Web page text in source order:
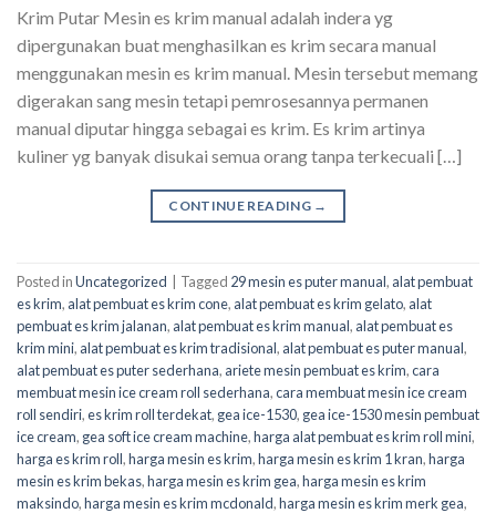
Krim Putar Mesin es krim manual adalah indera yg
dipergunakan buat menghasilkan es krim secara manual
menggunakan mesin es krim manual. Mesin tersebut memang
digerakan sang mesin tetapi pemrosesannya permanen
manual diputar hingga sebagai es krim. Es krim artinya
kuliner yg banyak disukai semua orang tanpa terkecuali […]
CONTINUE READING →
Posted inUncategorized Tagged 29 mesin es puter manual, alat pembuat
es krim, alat pembuat es krim cone, alat pembuat es krim gelato, alat
pembuat es krim jalanan, alat pembuat es krim manual, alat pembuat es
krim mini, alat pembuat es krim tradisional, alat pembuat es puter manual,
alat pembuat es puter sederhana, ariete mesin pembuat es krim,cara
membuat mesin ice cream roll sederhana,cara membuat mesin ice cream
roll sendiri,es krim roll terdekat, gea ice-1530, gea ice-1530 mesin pembuat
ice cream, gea soft ice cream machine,harga alat pembuat es krim roll mini,
harga es krim roll,harga mesin es krim,harga mesin es krim 1 kran,harga
mesin es krim bekas,harga mesin es krim gea,harga mesin es krim
maksindo,harga mesin es krim mcdonald,harga mesin es krim merk gea,